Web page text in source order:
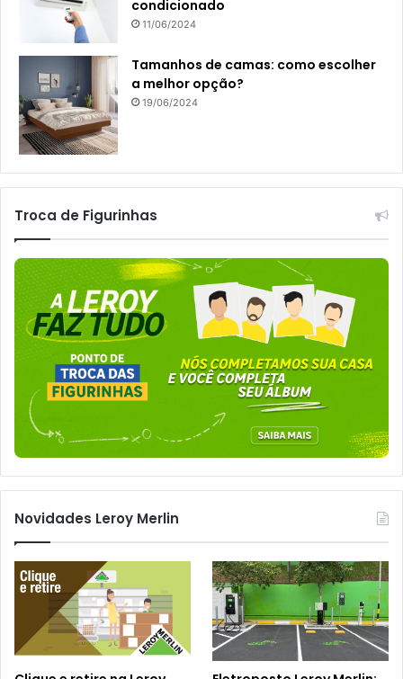
condicionado
11/06/2024
Tamanhos de camas: como escolher
a melhor opção?
19/06/2024
Troca de Figurinhas
Novidades Leroy Merlin